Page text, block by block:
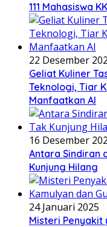
111 Mahasiswa
22 Desember
Geliat Kuliner
Teknologi, Tiar
Manfaatkan AI
16 Desember
Antara Sindiran
Kunjung Hilang
24 Januari 2025
Misteri Penyakit